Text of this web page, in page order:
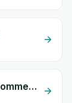
Big Delivery + Facebook Comments